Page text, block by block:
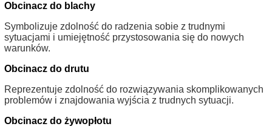
Obcinacz do blachy
Symbolizuje zdolność do radzenia sobie z trudnymi
sytuacjami i umiejętność przystosowania się do nowych
warunków.
Obcinacz do drutu
Reprezentuje zdolność do rozwiązywania skomplikowanych
problemów i znajdowania wyjścia z trudnych sytuacji.
Obcinacz do żywopłotu